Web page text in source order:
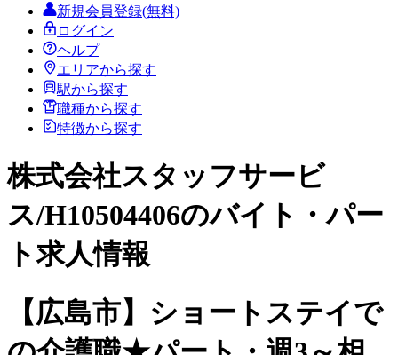
新規会員登録(無料)
ログイン
ヘルプ
エリアから探す
駅から探す
職種から探す
特徴から探す
株式会社スタッフサービ
ス/H10504406のバイト・パー
ト求人情報
【広島市】ショートステイで